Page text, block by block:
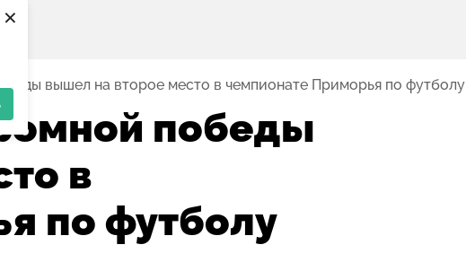
×
вышел на второе место в чемпионате Приморья по футболу
победы
в
по футболу